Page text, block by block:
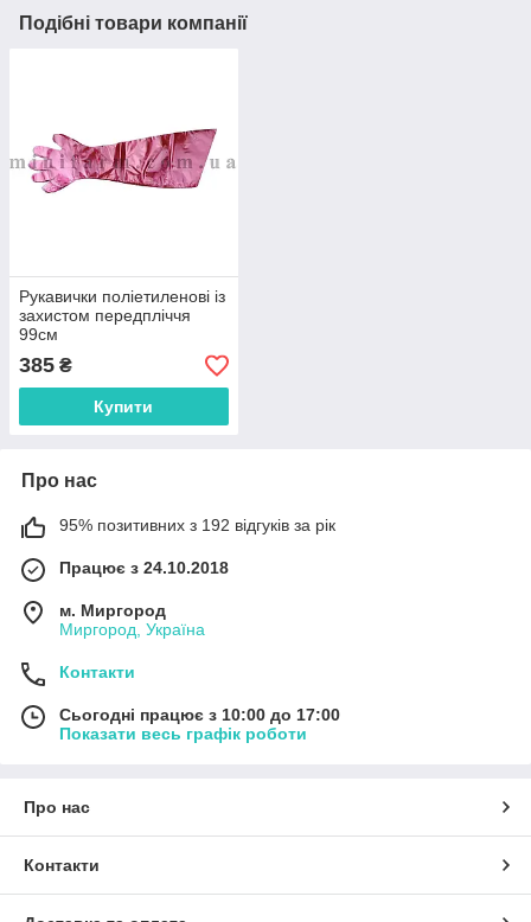
Подібні товари компанії
Рукавички поліетиленові із
захистом передпліччя
99см
385 ₴
Купити
Про нас
95% позитивних з 192 відгуків за рік
Працює з 24.10.2018
м. Миргород
Миргород, Україна
Контакти
Сьогодні працює з 10:00 до 17:00
Показати весь графік роботи
Про нас
Контакти